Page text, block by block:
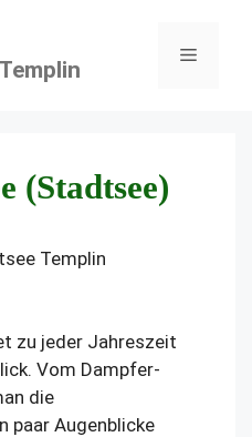
Menü
(Stadtsee)
zu jeder Jahreszeit
Vom Dampfer-
die
paar Augenblicke